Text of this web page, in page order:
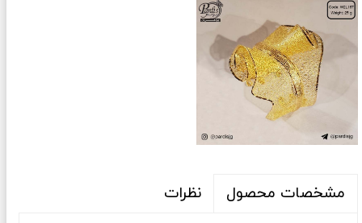
مشخصات محصول نظرات